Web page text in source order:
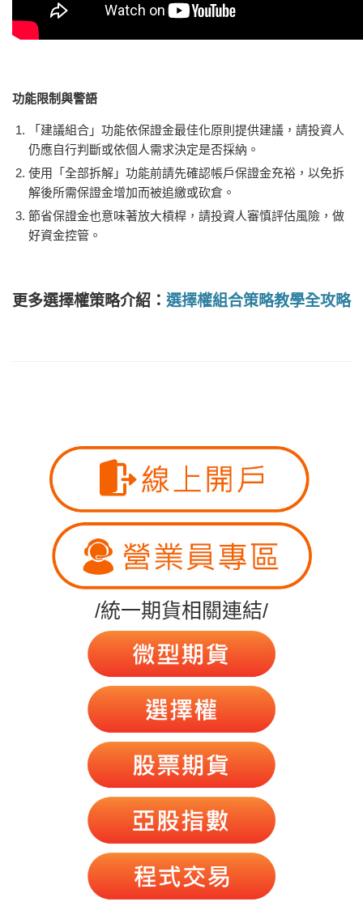
功能限制與警語
「建議組合」功能依保證金最佳化原則提供建議，請投資人
仍應自行判斷或依個人需求決定是否採納。
使用「全部拆解」功能前請先確認帳戶保證金充裕，以免拆
解後所需保證金增加而被追繳或砍倉。
節省保證金也意味著放大槓桿，請投資人審慎評估風險，做
好資金控管。
更多選擇權策略介紹： 選擇權組合策略教學全攻略
/統一期貨相關連結/